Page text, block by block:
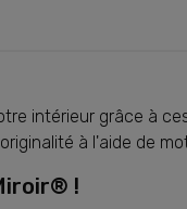
intérieur grâce à
à l'aide de
!